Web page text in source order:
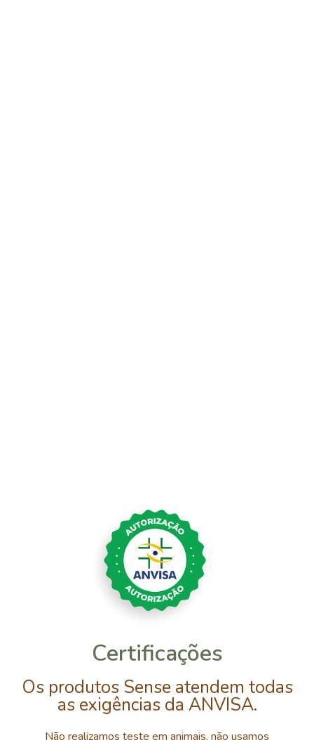
Certificações
Os produtos Sense atendem todas
as exigências da ANVISA.
Não realizamos teste em animais, não usamos